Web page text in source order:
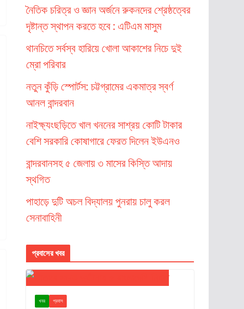
নৈতিক চরিত্র ও জ্ঞান অর্জনে রুকনদের শ্রেষ্ঠত্বের
দৃষ্টান্ত স্থাপন করতে হবে : এটিএম মাসুম
থানচিতে সর্বস্ব হারিয়ে খোলা আকাশের নিচে দুই
ম্রো পরিবার
নতুন কুঁড়ি স্পোর্টস: চট্টগ্রামের একমাত্র স্বর্ণ
আনল বান্দরবান
নাইক্ষ্যংছড়িতে খাল খননের সাশ্রয় কোটি টাকার
বেশি সরকারি কোষাগারে ফেরত দিলেন ইউএনও
বান্দরবানসহ ৫ জেলায় ৩ মাসের কিস্তি আদায়
স্থগিত
পাহাড়ে দুটি অচল বিদ্যালয় পুনরায় চালু করল
সেনাবাহিনী
প্রবাসের খবর
খবর প্রবাস